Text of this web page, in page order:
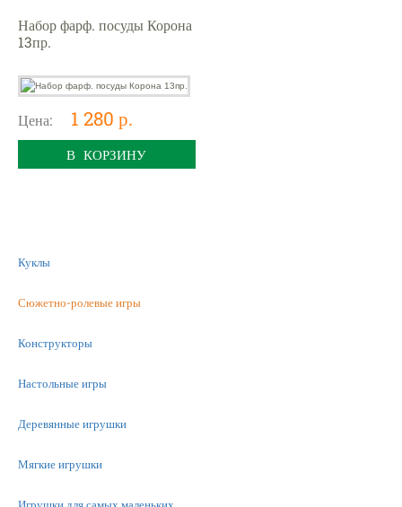
Набор фарф. посуды Корона
13пр.
Цена: 1 280 р.
В КОРЗИНУ
Куклы
Сюжетно-ролевые игры
Конструкторы
Настольные игры
Деревянные игрушки
Мягкие игрушки